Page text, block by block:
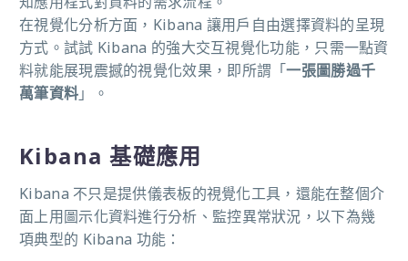
在視覺化分析方面，Kibana 讓用戶自由選擇資料的呈現
方式。試試 Kibana 的強大交互視覺化功能， 只需一點資
料就能展現震撼的視覺化效果，即所謂「一張圖勝過千
萬筆資料」。
Kibana 基礎應用
Kibana 不只是提供儀表板的視覺化工具，還能在整個介
面上用圖示化資料進行分析、監控異常狀況，以下為幾
項典型的 Kibana 功能：